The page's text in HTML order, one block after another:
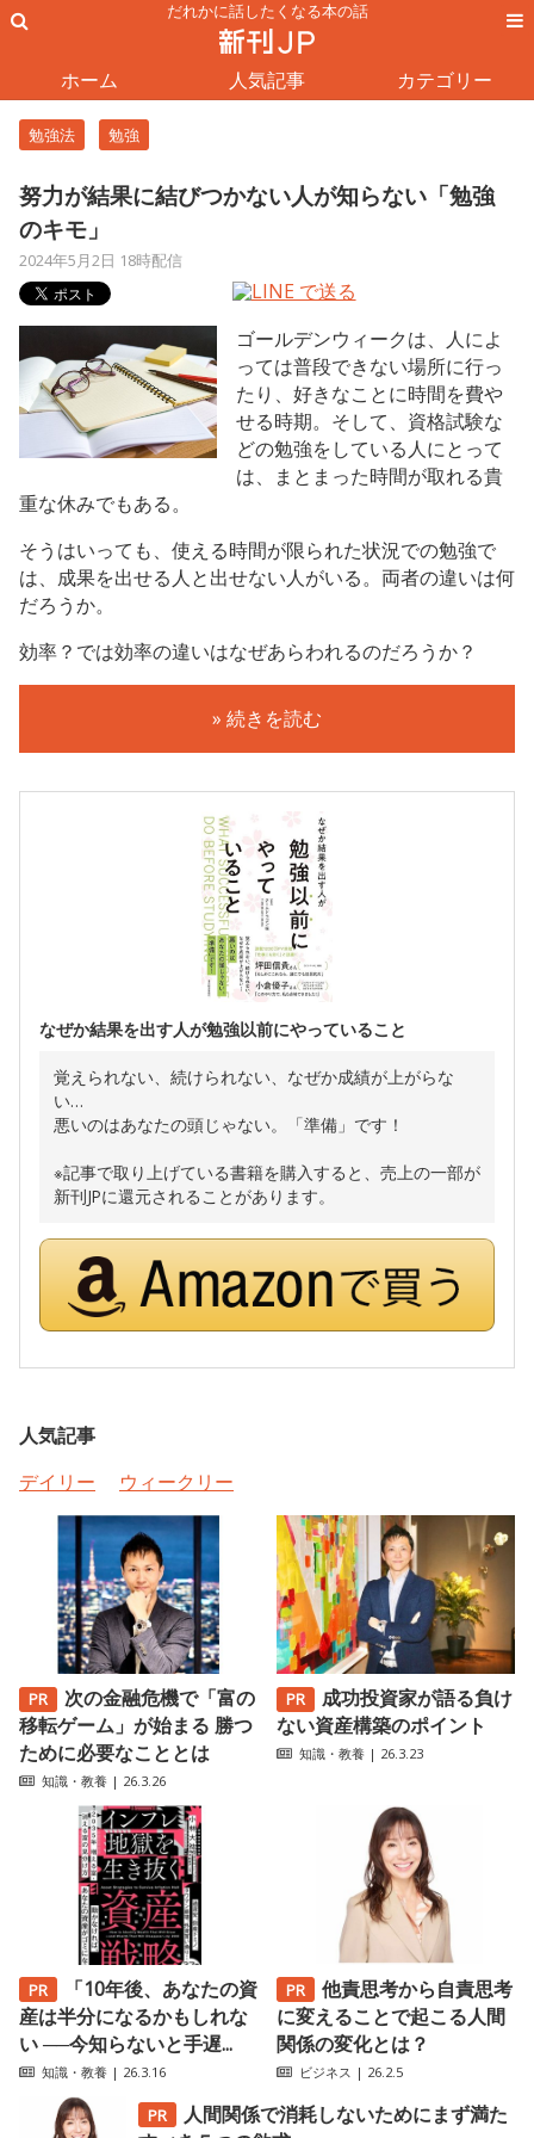
だれかに話したくなる本の話
ホーム 人気記事 カテゴリー
勉強法 勉強
努力が結果に結びつかない人が知らない「勉強
のキモ」
2024年5月2日 18時配信
ゴールデンウィークは、人によ
っては普段できない場所に行っ
たり、好きなことに時間を費や
せる時期。そして、資格試験な
どの勉強をしている人にとって
は、まとまった時間が取れる貴
重な休みでもある。
そうはいっても、使える時間が限られた状況での勉強で
は、成果を出せる人と出せない人がいる。両者の違いは何
だろうか。
効率？では効率の違いはなぜあらわれるのだろうか？
» 続きを読む
なぜか結果を出す人が勉強以前にやっていること
覚えられない、続けられない、なぜか成績が上がらな
い…
悪いのはあなたの頭じゃない。「準備」です！
※記事で取り上げている書籍を購入すると、売上の一部が
新刊JPに還元されることがあります。
人気記事
デイリー
ウィークリー
次の金融危機で「富の
移転ゲーム」が始まる 勝つ
ために必要なこととは
知識・教養 | 26.3.26
成功投資家が語る負け
ない資産構築のポイント
知識・教養 | 26.3.23
「10年後、あなたの資
産は半分になるかもしれな
い ──今知らないと手遅...
知識・教養 | 26.3.16
他責思考から自責思考
に変えることで起こる人間
関係の変化とは？
ビジネス | 26.2.5
人間関係で消耗しないためにまず満た